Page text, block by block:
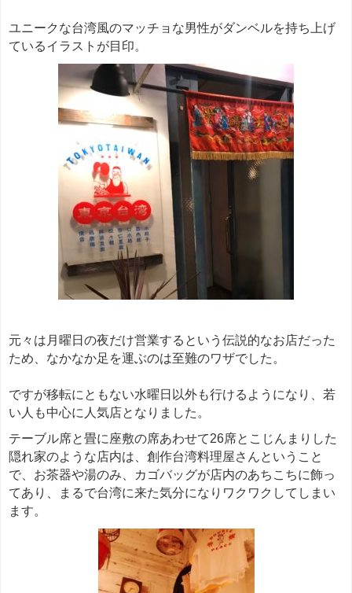
ユニークな台湾風のマッチョな男性がダンベルを持ち上げ
ているイラストが目印。
元々は月曜日の夜だけ営業するという伝説的なお店だった
ため、なかなか足を運ぶのは至難のワザでした。
ですが移転にともない水曜日以外も行けるようになり、若
い人も中心に人気店となりました。
テーブル席と畳に座敷の席あわせて26席とこじんまりした
隠れ家のような店内は、創作台湾料理屋さんということ
で、お茶器や湯のみ、カゴバッグが店内のあちこちに飾っ
てあり、まるで台湾に来た気分になりワクワクしてしまい
ます。